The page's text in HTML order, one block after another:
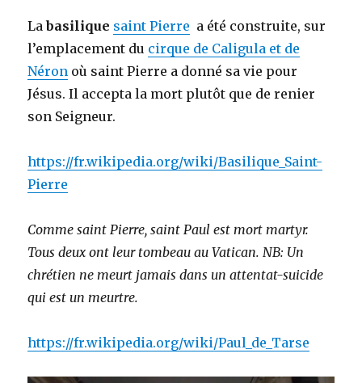
Labasilique saint Pierre a été construite, sur
l’emplacement du cirque de Caligula et de
Néron où saint Pierre a donné sa vie pour
Jésus. Il accepta la mort plutôt que de renier
son Seigneur.
https://fr.wikipedia.org/wiki/Basilique_Saint-
Pierre
Comme saint Pierre, saint Paul est mort martyr.
Tous deux ont leur tombeau au Vatican. NB: Un
chrétien ne meurt jamais dans un attentat-suicide
qui est un meurtre.
https://fr.wikipedia.org/wiki/Paul_de_Tarse